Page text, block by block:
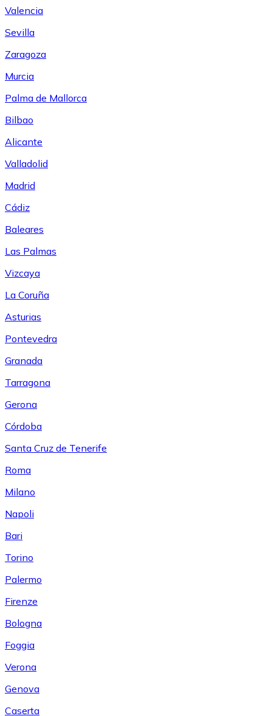
Valencia
Sevilla
Zaragoza
Murcia
Palma de Mallorca
Bilbao
Alicante
Valladolid
Madrid
Cádiz
Baleares
Las Palmas
Vizcaya
La Coruña
Asturias
Pontevedra
Granada
Tarragona
Gerona
Córdoba
Santa Cruz de Tenerife
Roma
Milano
Napoli
Bari
Torino
Palermo
Firenze
Bologna
Foggia
Verona
Genova
Caserta